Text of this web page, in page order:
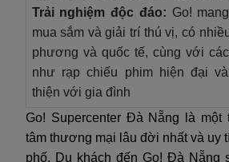
Trải nghiệm độc đáo: Go!
mua sắm và giải trí thú vị, có
phương và quốc tế, cùng với
như rạp chiếu phim hiện đại
thiện với gia đình
Go! Supercenter Đà Nẵng là một
tâm thương mại lâu đời nhất và uy
phố. Du khách đến Go! Đà Nẵng